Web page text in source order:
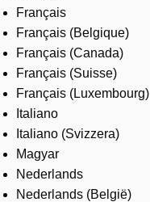
Français
Français (Belgique)
Français (Canada)
Français (Suisse)
Français (Luxembourg)
Italiano
Italiano (Svizzera)
Magyar
Nederlands
Nederlands (België)